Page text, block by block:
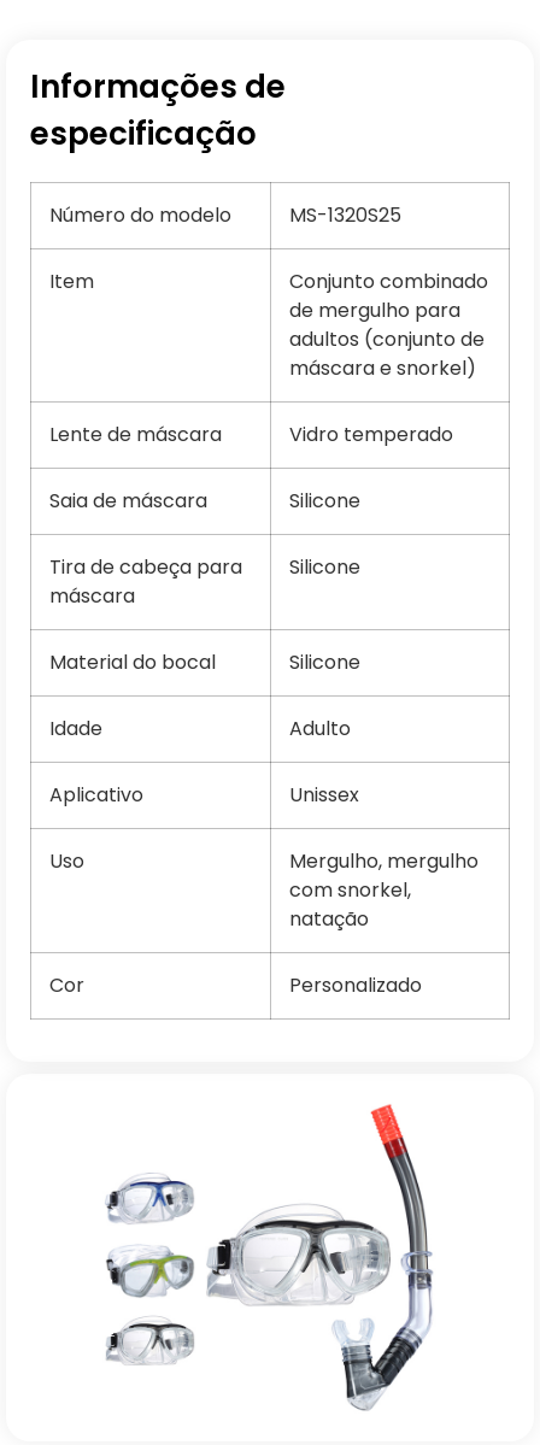
Informações de
especificação
Número do modelo MS-1320S25
Item
Conjunto combinado
de mergulho para
adultos (conjunto de
máscara e snorkel)
Lente de máscara Vidro temperado
Saia de máscara Silicone
Tira de cabeça para
máscara
Silicone
Material do bocal Silicone
Idade Adulto
Aplicativo Unissex
Uso
Mergulho, mergulho
com snorkel,
natação
Cor Personalizado